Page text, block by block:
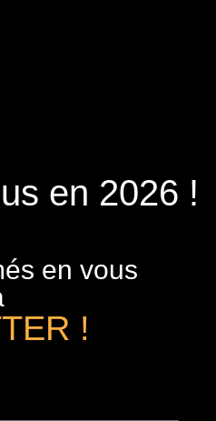
en 2026 !
en vous
!